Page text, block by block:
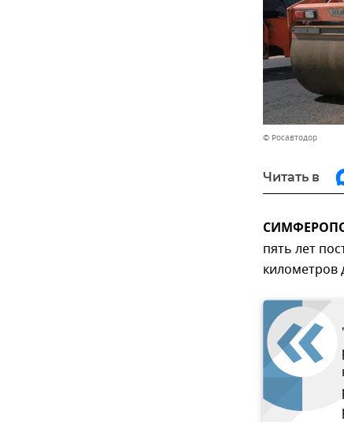
© Росавтодор
Читать в
пять лет
километров